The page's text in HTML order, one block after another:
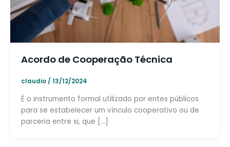
Acordo de Cooperação Técnica
claudio/ 13/12/2024
É o instrumento formal utilizado por entes públicos
para se estabelecer um vínculo cooperativo ou de
parceria entre si, que […]